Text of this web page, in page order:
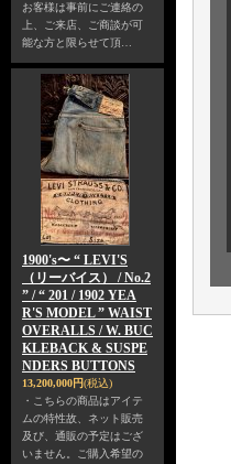
お客様は事前にご連絡の
上、ご来店、ご商談が可
能な方と限らせて頂…
1900's〜 “ LEVI'S
（リーバイス） / No.2
” / “ 201 / 1902 YEA
R'S MODEL ” WAIST
OVERALLS / W. BUC
KLEBACK & SUSPE
NDERS BUTTONS
13,200,000円(税込)
・こちらの商品はアイテ
ムの特性故、ネット販売
及び、通販の予定はござ
いません。ご購入希望の